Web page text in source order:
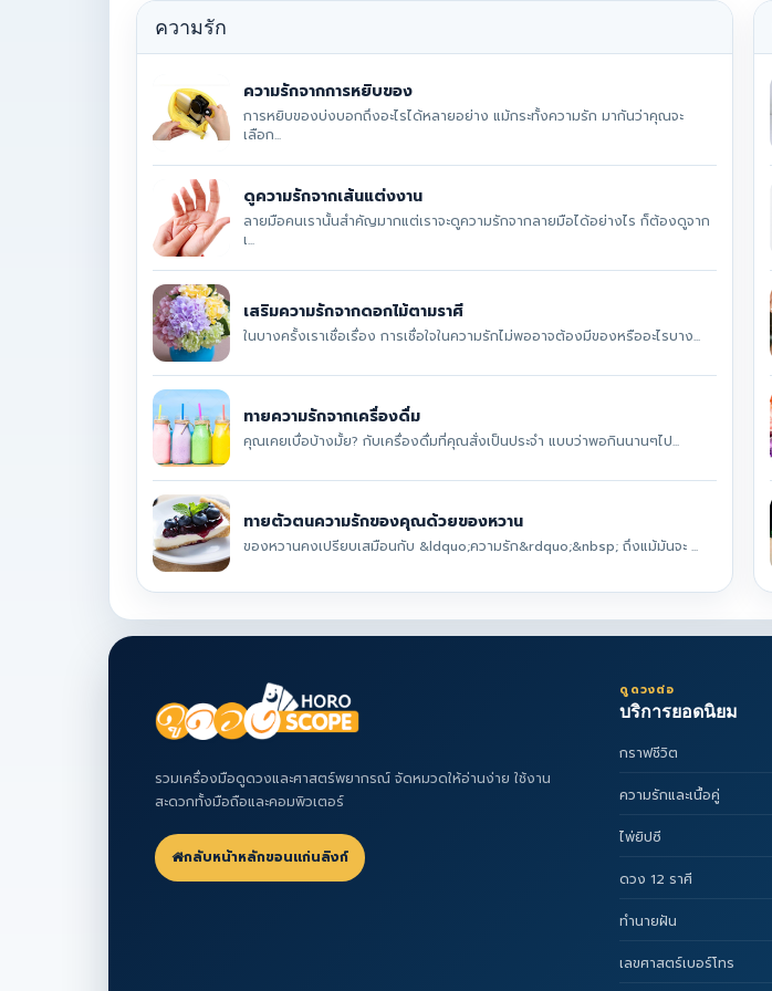
ความรัก
ความรักจากการหยิบของ
การหยิบของบ่งบอกถึงอะไรได้หลายอย่าง แม้กระทั้งความรัก มากันว่าคุณจะ
เลือก...
ดูความรักจากเส้นแต่งงาน
ลายมือคนเรานั้นสำคัญมากแต่เราจะดูความรักจากลายมือได้อย่างไร ก็ต้องดูจาก
เ...
เสริมความรักจากดอกไม้ตามราศี
ในบางครั้งเราเชื่อเรื่อง การเชื่อใจในความรักไม่พออาจต้องมีของหรืออะไรบาง...
ทายความรักจากเครื่องดื่ม
คุณเคยเบื่อบ้างมั้ย? กับเครื่องดื่มที่คุณสั่งเป็นประจำ แบบว่าพอกินนานๆไป...
ทายตัวตนความรักของคุณด้วยของหวาน
ของหวานคงเปรียบเสมือนกับ &ldquo;ความรัก&rdquo;&nbsp; ถึงแม้มันจะ ...
รวมเครื่องมือดูดวงและศาสตร์พยากรณ์ จัดหมวดให้อ่านง่าย ใช้งาน
สะดวกทั้งมือถือและคอมพิวเตอร์
กลับหน้าหลักขอนแก่นลิงก์
ดูดวงต่อ
บริการยอดนิยม
กราฟชีวิต
ความรักและเนื้อคู่
ไพ่ยิปซี
ดวง 12 ราศี
ทำนายฝัน
เลขศาสตร์เบอร์โทร